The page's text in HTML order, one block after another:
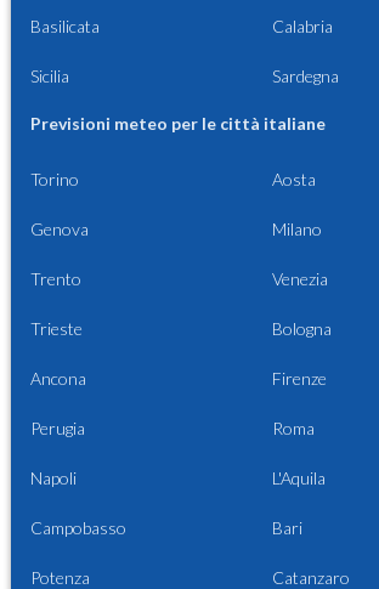
Basilicata Calabria
Sicilia Sardegna
Previsioni meteo per le città italiane
Torino Aosta
Genova Milano
Trento Venezia
Trieste Bologna
Ancona Firenze
Perugia Roma
Napoli L'Aquila
Campobasso Bari
Potenza Catanzaro